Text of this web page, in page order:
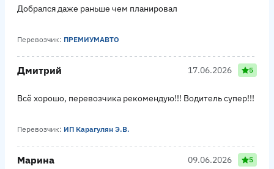
Добрался даже раньше чем планировал
Перевозчик: ПРЕМИУМАВТО
Дмитрий 17.06.2026 5
Всё хорошо, перевозчика рекомендую!!! Водитель супер!!!
Перевозчик: ИП Карагулян Э.В.
Марина 09.06.2026 5